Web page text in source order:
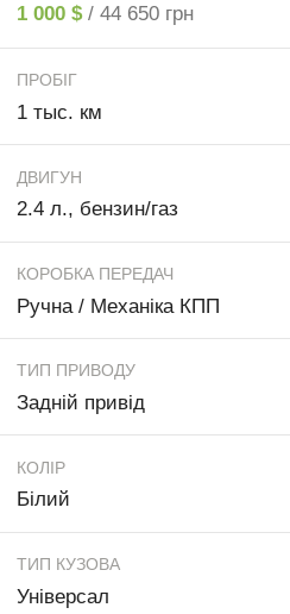
1 000 $ / 44 650 грн
ПРОБІГ
1 тыс. км
ДВИГУН
2.4 л., бензин/газ
КОРОБКА ПЕРЕДАЧ
Ручна / Механіка КПП
ТИП ПРИВОДУ
Задній привід
КОЛІР
Білий
ТИП КУЗОВА
Універсал